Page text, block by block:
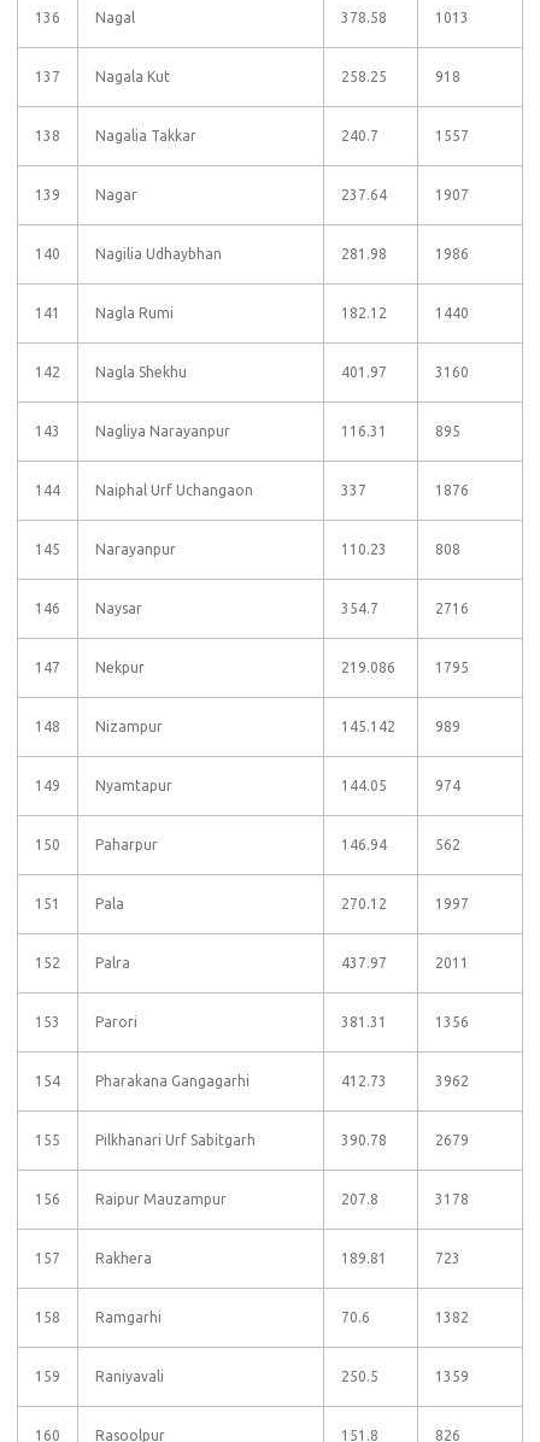
136 Nagal 378.58 1013
137 Nagala Kut 258.25 918
138 Nagalia Takkar 240.7 1557
139 Nagar 237.64 1907
140 Nagilia Udhaybhan 281.98 1986
141 Nagla Rumi 182.12 1440
142 Nagla Shekhu 401.97 3160
143 Nagliya Narayanpur 116.31 895
144 Naiphal Urf Uchangaon 337 1876
145 Narayanpur 110.23 808
146 Naysar 354.7 2716
147 Nekpur 219.086 1795
148 Nizampur 145.142 989
149 Nyamtapur 144.05 974
150 Paharpur 146.94 562
151 Pala 270.12 1997
152 Palra 437.97 2011
153 Parori 381.31 1356
154 Pharakana Gangagarhi 412.73 3962
155 Pilkhanari Urf Sabitgarh 390.78 2679
156 Raipur Mauzampur 207.8 3178
157 Rakhera 189.81 723
158 Ramgarhi 70.6 1382
159 Raniyavali 250.5 1359
160 Rasoolpur 151.8 826